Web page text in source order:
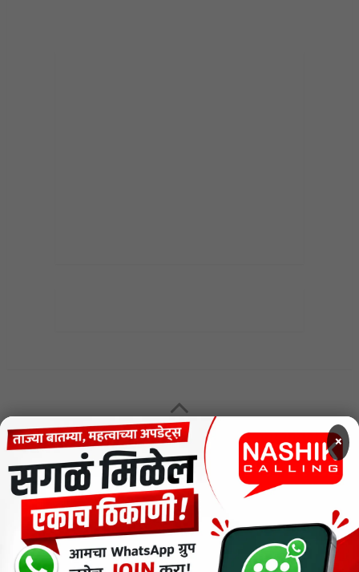
MENU
CODE OF ETHICS FOR DIGITAL NEWS WEBSITES
Contact Us
Privacy Policy
×